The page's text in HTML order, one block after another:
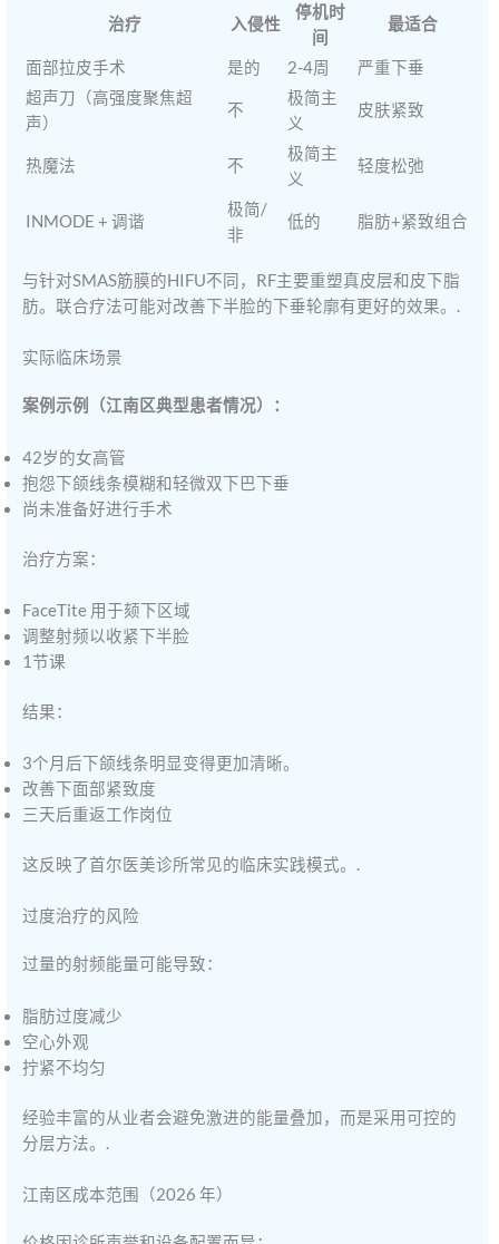
治疗 入侵性
停机时
间
最适合
面部拉皮手术 是的 2-4周
严重下垂
超声刀（高强度聚焦超
声）
不
极简主
义
皮肤紧致
热魔法 不
极简主
义
轻度松弛
INMODE + 调谐
极简/
非
低的 脂肪+紧致组合
与针对SMAS筋膜的HIFU不同，RF主要重塑真皮层和皮下脂
肪。联合疗法可能对改善下半脸的下垂轮廓有更好的效果。.
实际临床场景
案例示例（江南区典型患者情况）：
42岁的女高管
抱怨下颌线条模糊和轻微双下巴下垂
尚未准备好进行手术
治疗方案：
FaceTite 用于颏下区域
调整射频以收紧下半脸
1节课
结果：
3个月后下颌线条明显变得更加清晰。
改善下面部紧致度
三天后重返工作岗位
这反映了首尔医美诊所常见的临床实践模式。.
过度治疗的风险
过量的射频能量可能导致：
脂肪过度减少
空心外观
拧紧不均匀
经验丰富的从业者会避免激进的能量叠加，而是采用可控的
分层方法。.
江南区成本范围（2026 年）